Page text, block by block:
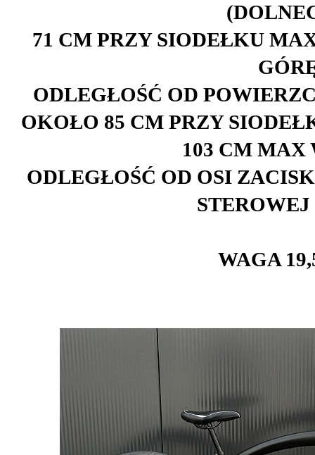
71 CM PRZY SIODEŁKU
ODLEGŁOŚĆ OD
OKOŁO 85 CM PRZY
103 CM MAX
ODLEGŁOŚĆ OD OSI
WAGA